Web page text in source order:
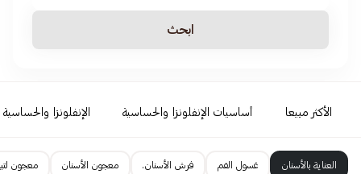
ابحث
الأكثر مبيعا أساسيات الإنفلونزا والحساسية الإنفلونزا والحساسية
العناية بالأسنان غسول الفم فرش الأسنان. معجون الأسنان معجون